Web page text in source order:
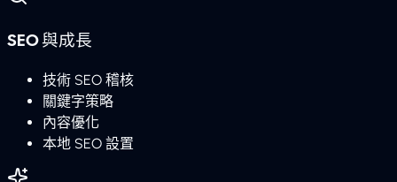
SEO 與成長
技術 SEO 稽核
關鍵字策略
內容優化
本地 SEO 設置